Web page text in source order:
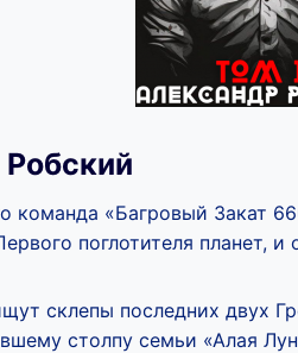
команда «Багровый Закат
поглотителя планет,
склепы последних двух
столпу семьи «Алая